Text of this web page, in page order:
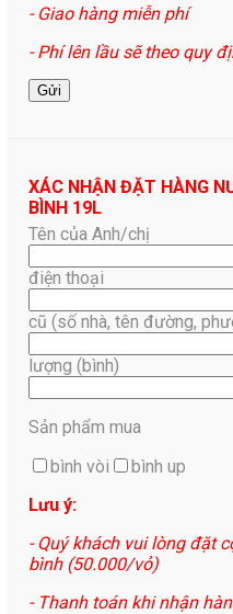
- Giao hàng miễn phí
- Phí lên lầu sẽ theo quy
XÁC NHẬN ĐẶT HÀNG
BÌNH 19L
Tên của Anh/chị
điện thoại
cũ (số nhà, tên đường,
lượng (bình)
Sản phẩm mua
bình vòi
bình up
Lưu ý:
- Quý khách vui lòng đặt
bình (50.000/vỏ)
- Thanh toán khi nhận